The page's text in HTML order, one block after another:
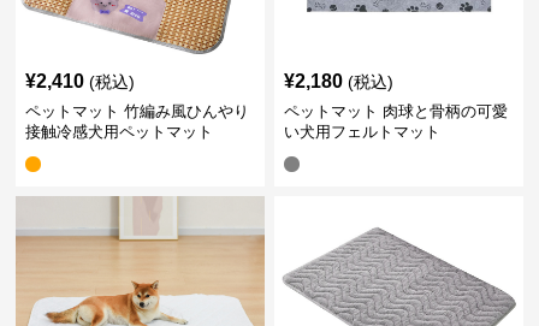
¥2,410 (税込)
ペットマット 竹編み風ひんやり
接触冷感犬用ペットマット
¥2,180 (税込)
ペットマット 肉球と骨柄の可愛
い犬用フェルトマット